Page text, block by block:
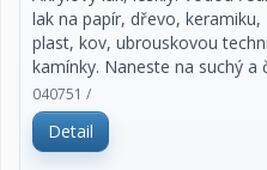
lak na papír, dřevo, keramiku,
plast, kov, ubrouskovou
kamínky. Naneste na suchý a
povrch. Po zaschnutí je lak
Zvyšuje odolnost barev proti
venkovním podmínkám. Pro
použití. Vyrobeno v ČR.
040751 /
Detail